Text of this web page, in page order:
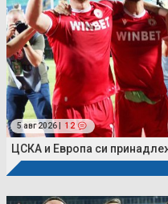
5 авг 2026 | 12
ЦСКА и Европа си